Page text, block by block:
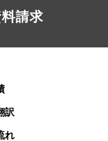
請求
訳
れ